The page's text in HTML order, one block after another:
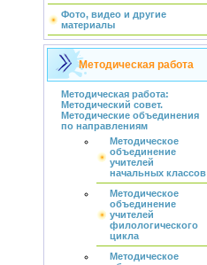
Фото, видео и другие
материалы
Методическая работа
Методическая работа:
Методический совет.
Методические объединения
по направлениям
Методическое
объединение
учителей
начальных классов
Методическое
объединение
учителей
филологического
цикла
Методическое